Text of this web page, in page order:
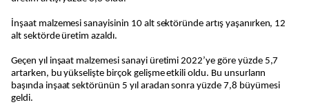
İnşaat malzemesi sanayisinin 10 alt sektöründe artış yaşanırken, 12
alt sektörde üretim azaldı.
Geçen yıl inşaat malzemesi sanayi üretimi 2022’ye göre yüzde 5,7
artarken, bu yükselişte birçok gelişme etkili oldu. Bu unsurların
başında inşaat sektörünün 5 yıl aradan sonra yüzde 7,8 büyümesi
geldi.